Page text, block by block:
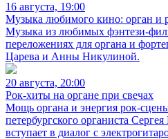
16 августа, 19:00
Музыка любимого кино: орган и
Музыка из любимых фэнтези-
переложениях для органа и
Царева и Анны Никулиной.
20 августа, 20:00
Рок-хиты на органе при свечах
Мощь органа и энергия рок-
петербургского органиста
вступает в диалог с